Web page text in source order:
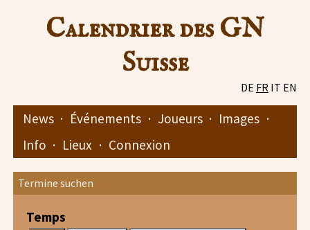
Calendrier des GN
Suisse
DE FR IT EN
News · Événements · Joueurs · Images ·
Info · Lieux · Connexion
Termine suchen
Temps